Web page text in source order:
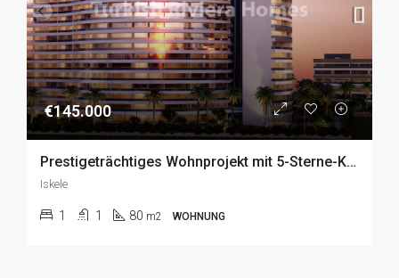
€145.000
Prestigeträchtiges Wohnprojekt mit 5-Sterne-Konzept in Iskele, Nordzypern zu Verkaufen
Iskele
1 1 80 m2 WOHNUNG